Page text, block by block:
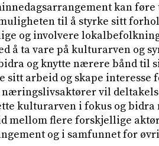
kan
til å styrke sitt
og involvere
å ta vare på kulturarven og
og knytte nærere bånd til
sitt arbeid og skape
næringslivsaktører vil
kulturarven i fokus og bidra
mellom flere forskjellige
og i samfunnet for